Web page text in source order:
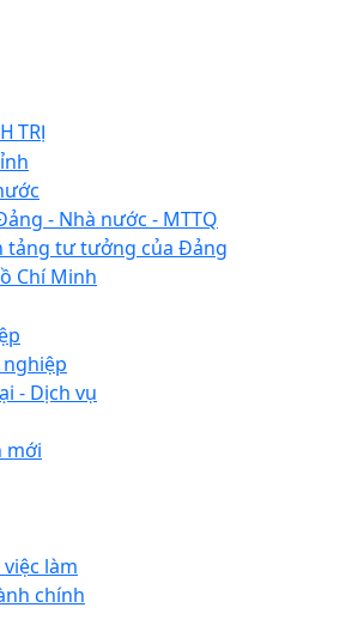
TRỊ
- Nhà nước - MTTQ
tảng tư tưởng của Đảng
Chí Minh
- Dịch vụ
mới
làm
chính